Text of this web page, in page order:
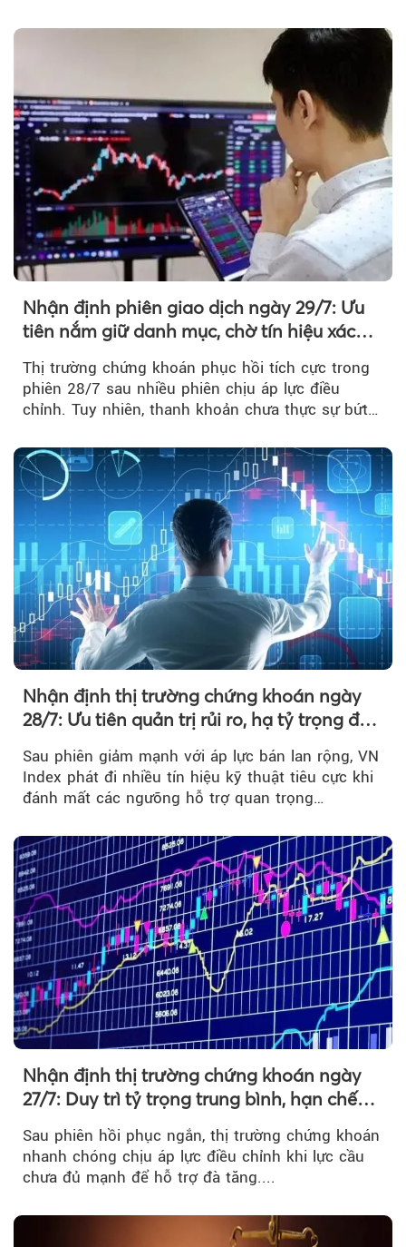
tiền vẫn chưa thực sự trở lại.
Nhận định phiên giao dịch ngày 29/7: Ưu
tiên nắm giữ danh mục, chờ tín hiệu xác
Thị trường chứng khoán phục hồi tích cực trong
phiên 28/7 sau nhiều phiên chịu áp lực điều
chỉnh. Tuy nhiên, thanh khoản chưa thực sự bứt
Nhận định thị trường chứng khoán ngày
28/7: Ưu tiên quản trị rủi ro, hạ tỷ trọng đòn
Sau phiên giảm mạnh với áp lực bán lan rộng, VN
Index phát đi nhiều tín hiệu kỹ thuật tiêu cực khi
đánh mất các ngưỡng hỗ trợ quan trọng…
Nhận định thị trường chứng khoán ngày
27/7: Duy trì tỷ trọng trung bình, hạn chế
Sau phiên hồi phục ngắn, thị trường chứng khoán
nhanh chóng chịu áp lực điều chỉnh khi lực cầu
chưa đủ mạnh để hỗ trợ đà tăng....